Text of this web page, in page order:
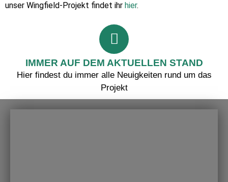
unser Wingfield-Projekt findet ihr hier.
IMMER AUF DEM AKTUELLEN STAND
Hier findest du immer alle Neuigkeiten rund um das
Projekt